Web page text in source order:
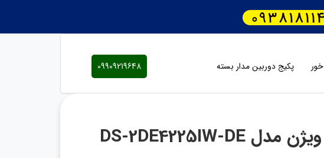
پکیج دوربین مدار بسته 09909219648
دوربین اسپید دام هایک ویژن مدل DS-2DE4225IW-DE